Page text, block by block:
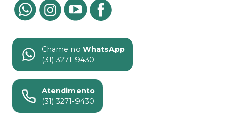
Chame no WhatsApp
(31) 3271-9430
Atendimento
(31) 3271-9430